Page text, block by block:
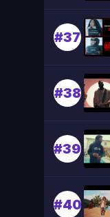
#37
#38
#39
#40